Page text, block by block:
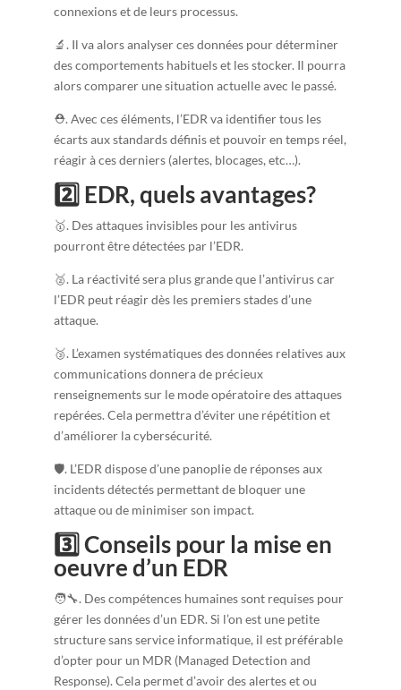
connexions et de leurs processus.
🔬. Il va alors analyser ces données pour déterminer
des comportements habituels et les stocker. Il pourra
alors comparer une situation actuelle avec le passé.
⛑️. Avec ces éléments, l’EDR va identifier tous les
écarts aux standards définis et pouvoir en temps réel,
réagir à ces derniers (alertes, blocages, etc…).
2️⃣ EDR, quels avantages?
🥇. Des attaques invisibles pour les antivirus
pourront être détectées par l’EDR.
🥈. La réactivité sera plus grande que l’antivirus car
l’EDR peut réagir dès les premiers stades d’une
attaque.
🥉. L’examen systématiques des données relatives aux
communications donnera de précieux
renseignements sur le mode opératoire des attaques
repérées. Cela permettra d’éviter une répétition et
d’améliorer la cybersécurité.
🛡️. L’EDR dispose d’une panoplie de réponses aux
incidents détectés permettant de bloquer une
attaque ou de minimiser son impact.
3️⃣Conseils pour la mise en
oeuvre d’un EDR
🧑‍🔧. Des compétences humaines sont requises pour
gérer les données d’un EDR. Si l’on est une petite
structure sans service informatique, il est préférable
d’opter pour un MDR (Managed Detection and
Response). Cela permet d’avoir des alertes et ou